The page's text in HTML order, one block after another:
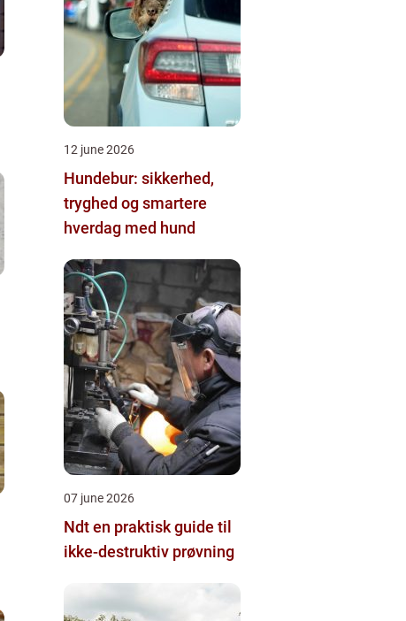
12 june 2026
Hundebur: sikkerhed,
tryghed og smartere
hverdag med hund
07 june 2026
Ndt en praktisk guide til
ikke-destruktiv prøvning